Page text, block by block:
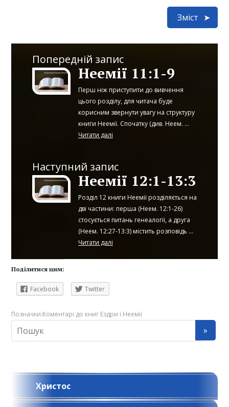
Зміст
Попередній запис
Неемії 11:1-9
Перш ніж приступити до вивчення
цього розділу, для читача буде
корисним звернути увагу на структуру
книги Неемії. Спочатку (див. Неем. ...
Читати далі
Наступний запис
Неемії 12:1-13:3
Розділ 12 книги Неемії розділяється на
дві частини: перша (Неем. 12:1-26)
стосується питань генеалогії, а друга
(Неем. 12:27-13:3) містить розповідь ...
Читати далі
Поділитися цим:
Facebook Twitter
Позначки:Коментарі до книг Ездри і Неемії
Христос